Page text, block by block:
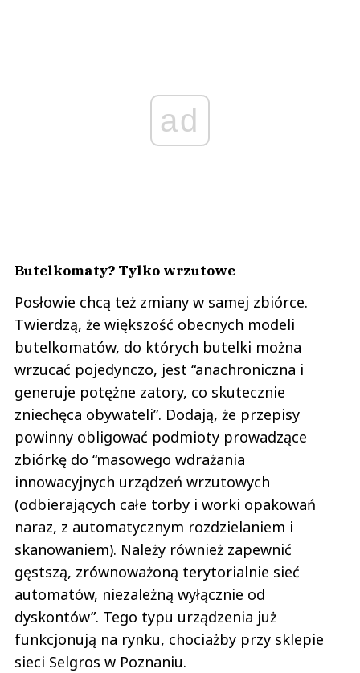
ad
Butelkomaty? Tylko wrzutowe
Posłowie chcą też zmiany w samej zbiórce.
Twierdzą, że większość obecnych modeli
butelkomatów, do których butelki można
wrzucać pojedynczo, jest “anachroniczna i
generuje potężne zatory, co skutecznie
zniechęca obywateli”. Dodają, że przepisy
powinny obligować podmioty prowadzące
zbiórkę do “masowego wdrażania
innowacyjnych urządzeń wrzutowych
(odbierających całe torby i worki opakowań
naraz, z automatycznym rozdzielaniem i
skanowaniem). Należy również zapewnić
gęstszą, zrównoważoną terytorialnie sieć
automatów, niezależną wyłącznie od
dyskontów”. Tego typu urządzenia już
funkcjonują na rynku, chociażby przy sklepie
sieci Selgros w Poznaniu.